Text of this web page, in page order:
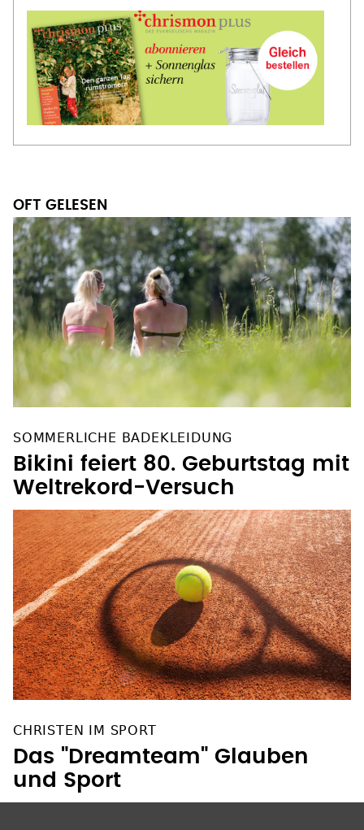
OFT GELESEN
SOMMERLICHE BADEKLEIDUNG
Bikini feiert 80. Geburtstag mit
Weltrekord-Versuch
CHRISTEN IM SPORT
Das "Dreamteam" Glauben
und Sport